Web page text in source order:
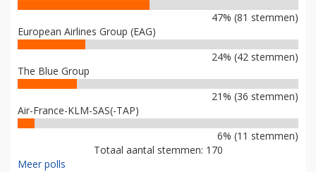
47% (81 stemmen)
European Airlines Group (EAG)
24% (42 stemmen)
The Blue Group
21% (36 stemmen)
Air-France-KLM-SAS(-TAP)
6% (11 stemmen)
Totaal aantal stemmen: 170
Meer polls